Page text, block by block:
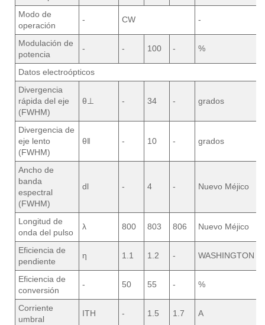
Modo de
operación
- CW -
Modulación de
potencia
- - 100 - %
Datos electroópticos
Divergencia
rápida del eje
(FWHM)
θ⊥ - 34 - grados
Divergencia de
eje lento
(FWHM)
θ‖ - 10 - grados
Ancho de
banda
espectral
(FWHM)
dl - 4 - Nuevo Méjico
Longitud de
onda del pulso
λ 800 803 806 Nuevo Méjico
Eficiencia de
pendiente
η 1.1 1.2 - WASHINGTON
Eficiencia de
conversión
- 50 55 - %
Corriente
umbral
ITH - 1.5 1.7 A